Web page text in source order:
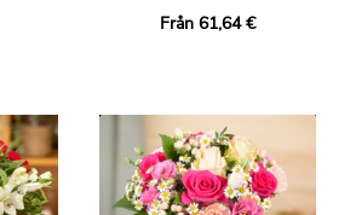
Från 61,64 €